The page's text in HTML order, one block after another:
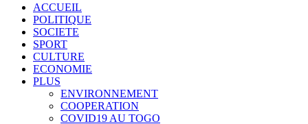
ACCUEIL
POLITIQUE
SOCIETE
SPORT
CULTURE
ECONOMIE
PLUS
ENVIRONNEMENT
COOPERATION
COVID19 AU TOGO